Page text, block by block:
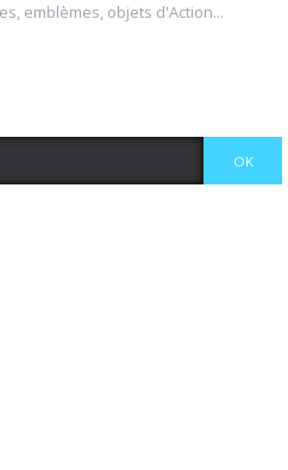
emblèmes, objets d'Action...